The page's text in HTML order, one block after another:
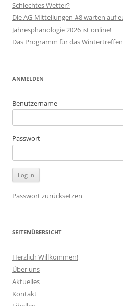
Schlechtes Wetter?
Die AG-Mitteilungen #8 warten auf
Jahresphänologie 2026 ist online!
Das Programm für das
ANMELDEN
Benutzername
Passwort
Passwort zurücksetzen
SEITENÜBERSICHT
Herzlich Willkommen!
Über uns
Aktuelles
Kontakt